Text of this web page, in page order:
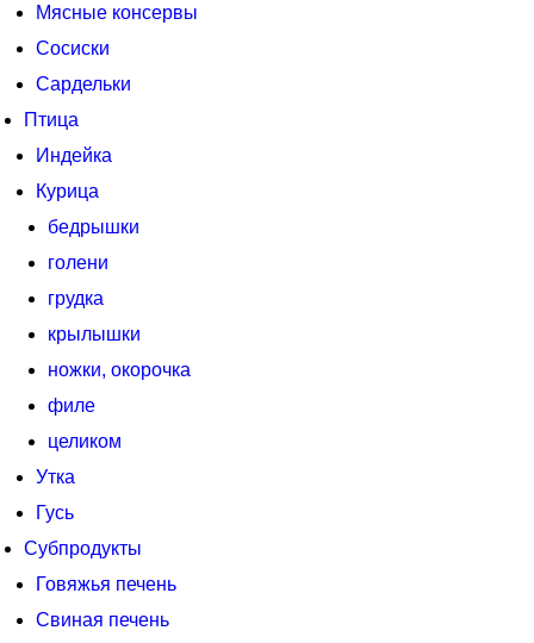
Мясные консервы
Сосиски
Сардельки
Птица
Индейка
Курица
бедрышки
голени
грудка
крылышки
ножки, окорочка
филе
целиком
Утка
Гусь
Субпродукты
Говяжья печень
Свиная печень